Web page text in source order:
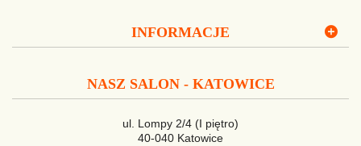
INFORMACJE
NASZ SALON - KATOWICE
ul. Lompy 2/4 (I piętro)
40-040 Katowice